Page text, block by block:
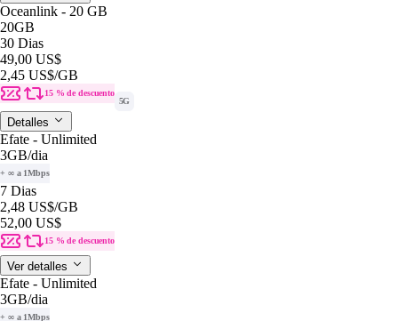
Oceanlink - 20 GB
20GB
30 Dias
49,00 US$
2,45 US$/GB
15 % de descuento
5G
Detalles
Efate - Unlimited
3GB/dia
+ ∞ a 1Mbps
7 Dias
2,48 US$/GB
52,00 US$
15 % de descuento
Ver detalles
Efate - Unlimited
3GB/dia
+ ∞ a 1Mbps